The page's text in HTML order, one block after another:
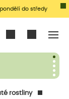
do středy
rostliny